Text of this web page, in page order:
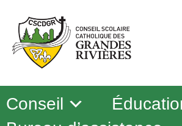
Conseil